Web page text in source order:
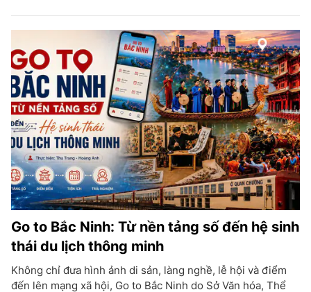
Go to Bắc Ninh: Từ nền tảng số đến hệ sinh
thái du lịch thông minh
Không chỉ đưa hình ảnh di sản, làng nghề, lễ hội và điểm
đến lên mạng xã hội, Go to Bắc Ninh do Sở Văn hóa, Thể